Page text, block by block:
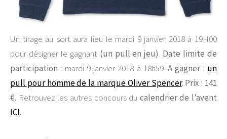
Un tirage au sort aura lieu le mardi 9 janvier 2018 à 19H00
pour désigner le gagnant (un pull en jeu). Date limite de
participation : mardi 9 janvier 2018 à 18h59.A gagner : un
pull pour homme de la marque Oliver Spencer. Prix : 141
€. Retrouvez les autres concours du calendrier de l’avent
ICI.